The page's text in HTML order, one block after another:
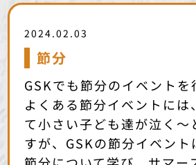
2024.02.03
節分
GSKでも節分のイベントを
よくある節分イベントには
て小さい子ども達が泣く〜
すが、GSKの節分イベント